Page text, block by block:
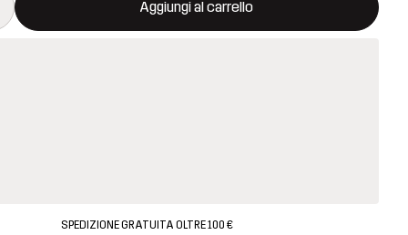
Aggiungi al carrello
SPEDIZIONE GRATUITA OLTRE 100 €